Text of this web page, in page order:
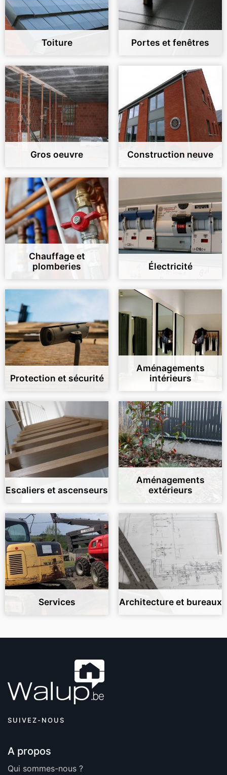
Toiture Portes et fenêtres
Gros oeuvre Construction neuve
Chauffage et
plomberies
Électricité
Protection et sécurité
Aménagements
intérieurs
Escaliers et ascenseurs
Aménagements
extérieurs
Services Architecture et bureaux
SUIVEZ-NOUS
A propos
Qui sommes-nous ?